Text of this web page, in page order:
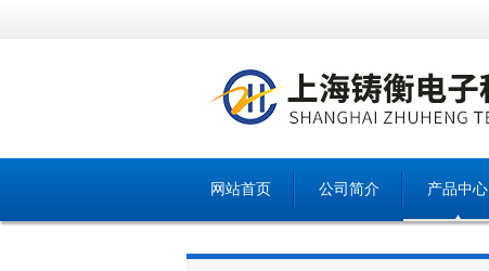
网站首页 公司简介 产品中心